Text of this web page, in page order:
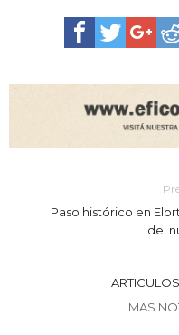
Paso histórico en
del
MAS